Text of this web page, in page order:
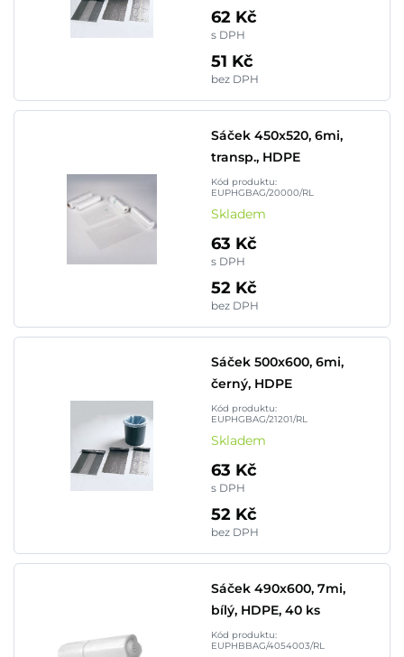
62 Kč
s DPH
51 Kč
bez DPH
Sáček 450x520, 6mi,
transp., HDPE
Kód produktu:
EUPHGBAG/20000/RL
Skladem
63 Kč
s DPH
52 Kč
bez DPH
Sáček 500x600, 6mi,
černý, HDPE
Kód produktu:
EUPHGBAG/21201/RL
Skladem
63 Kč
s DPH
52 Kč
bez DPH
Sáček 490x600, 7mi,
bílý, HDPE, 40 ks
Kód produktu:
EUPHBBAG/4054003/RL